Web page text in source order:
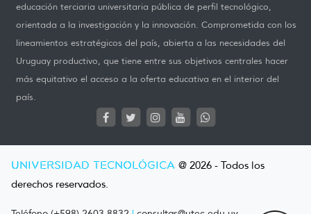
educación terciaria universitaria pública de perfil tecnológico,
orientada a la investigación y la innovación. Comprometida con los
lineamientos estratégicos del país, abierta a las necesidades del
Uruguay productivo, que tiene entre sus objetivos centrales hacer
más equitativo el acceso a la oferta educativa en el interior del
país.
UNIVERSIDAD TECNOLÓGICA @ 2026 - Todos los
derechos reservados.